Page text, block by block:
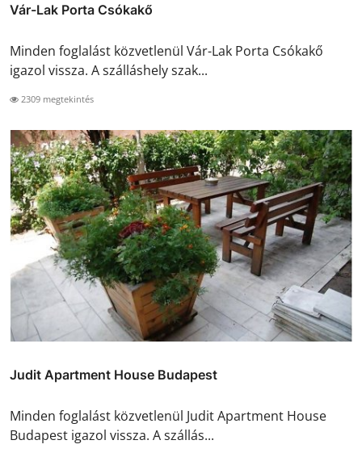
Vár-Lak Porta Csókakő
Minden foglalást közvetlenül Vár-Lak Porta Csókakő
igazol vissza. A szálláshely szak...
2309 megtekintés
Judit Apartment House Budapest
Minden foglalást közvetlenül Judit Apartment House
Budapest igazol vissza. A szállás...